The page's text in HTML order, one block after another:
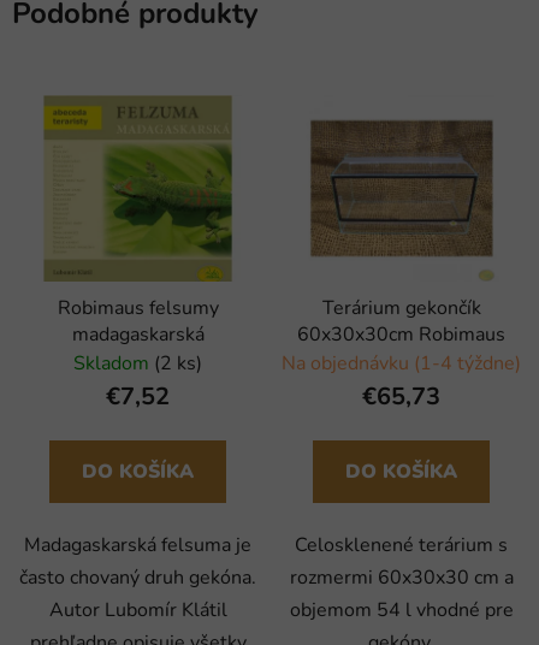
Podobné produkty
Robimaus felsumy
madagaskarská
Skladom (2 ks)
€7,52
DO KOŠÍKA
Madagaskarská felsuma je
často chovaný druh gekóna.
Autor Lubomír Klátil
Terárium gekončík
60x30x30cm Robimaus
Na objednávku (1-4 týždne)
€65,73
DO KOŠÍKA
Celosklenené terárium s
rozmermi 60x30x30 cm a
objemom 54 l vhodné pre